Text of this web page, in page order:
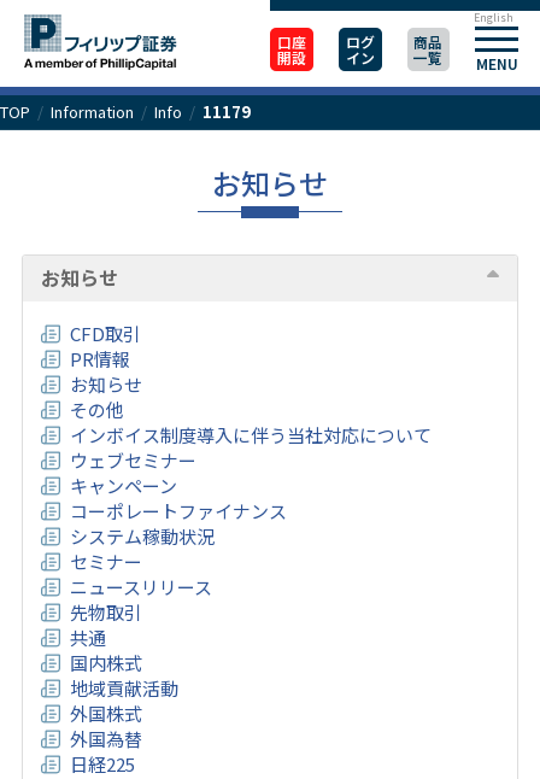
口座
開設
ログ
イン
商品
一覧 MENU
English
TOP / Information / Info / 11179
お知らせ
お知らせ
CFD取引
PR情報
お知らせ
その他
インボイス制度導入に伴う当社対応について
ウェブセミナー
キャンペーン
コーポレートファイナンス
システム稼動状況
セミナー
ニュースリリース
先物取引
共通
国内株式
地域貢献活動
外国株式
外国為替
日経225